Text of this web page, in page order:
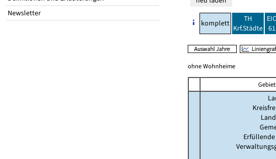
Newsletter
komplett
TH
Krf.Städte
EIC
61
ohne Wohnheime